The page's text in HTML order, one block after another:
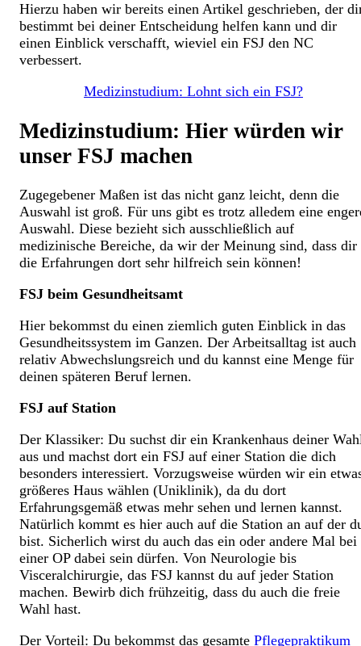
Hierzu haben wir bereits einen Artikel geschrieben, der
bestimmt bei deiner Entscheidung helfen kann und dir
einen Einblick verschafft, wieviel ein FSJ den NC
verbessert.
Medizinstudium: Lohnt sich ein FSJ?
Medizinstudium: Hier würden wir
unser FSJ machen
Zugegebener Maßen ist das nicht ganz leicht, denn die
Auswahl ist groß. Für uns gibt es trotz alledem eine
Auswahl. Diese bezieht sich ausschließlich auf
medizinische Bereiche, da wir der Meinung sind, dass dir
die Erfahrungen dort sehr hilfreich sein können!
FSJ beim Gesundheitsamt
Hier bekommst du einen ziemlich guten Einblick in das
Gesundheitssystem im Ganzen. Der Arbeitsalltag ist auch
relativ Abwechslungsreich und du kannst eine Menge für
deinen späteren Beruf lernen.
FSJ auf Station
Der Klassiker: Du suchst dir ein Krankenhaus deiner
aus und machst dort ein FSJ auf einer Station die dich
besonders interessiert. Vorzugsweise würden wir ein
größeres Haus wählen (Uniklinik), da du dort
Erfahrungsgemäß etwas mehr sehen und lernen kannst.
Natürlich kommt es hier auch auf die Station an auf der
bist. Sicherlich wirst du auch das ein oder andere Mal bei
einer OP dabei sein dürfen. Von Neurologie bis
Visceralchirurgie, das FSJ kannst du auf jeder Station
machen. Bewirb dich frühzeitig, dass du auch die freie
Wahl hast.
Der Vorteil: Du bekommst das gesamte Pflegepraktikum